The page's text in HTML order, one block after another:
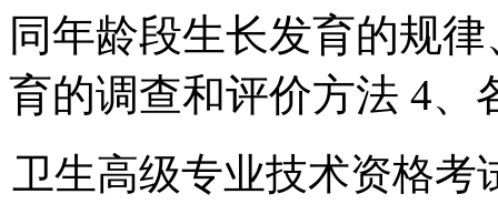
同年龄段生长发育的规
育的调查和评价方法 4、
卫生高级专业技术资格